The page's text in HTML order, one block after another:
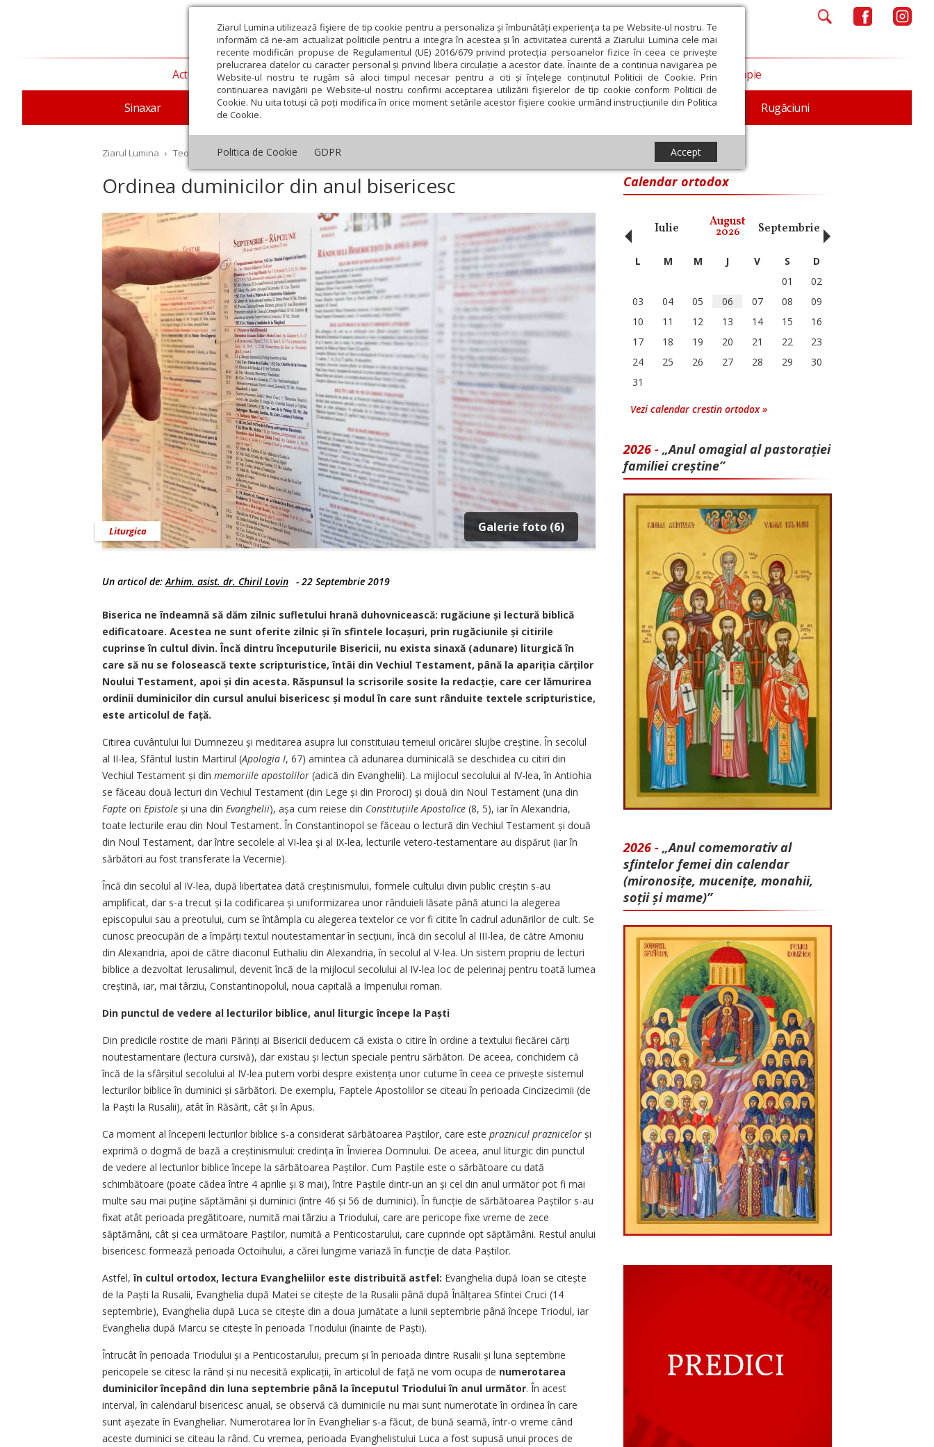
Ziarul Lumina utilizează fişiere de tip cookie pentru a personaliza și îmbunătăți experiența ta pe Website-ul nostru. Te
informăm că ne-am actualizat politicile pentru a integra în acestea și în activitatea curentă a Ziarului Lumina cele mai
recente modificări propuse de Regulamentul (UE) 2016/679 privind protecția persoanelor fizice în ceea ce privește
prelucrarea datelor cu caracter personal și privind libera circulație a acestor date. Înainte de a continua navigarea pe
Website-ul nostru te rugăm să aloci timpul necesar pentru a citi și înțelege conținutul Politicii de Cookie. Prin
continuarea navigării pe Website-ul nostru confirmi acceptarea utilizării fişierelor de tip cookie conform Politicii de
Cookie. Nu uita totuși că poți modifica în orice moment setările acestor fişiere cookie urmând instrucțiunile din Politica
de Cookie.
Politica de Cookie GDPR Accept
Actualitate religioasă Teologie și spiritualitate
Sinaxar Apostolul zilei Evanghelia zilei Evanghelia de Duminică Theologica Liturgica Patristica Rugăciuni
Educaţie și Cultură Societate Opinii Filantropie
Ziarul Lumina › Teologie și spiritualitate › Liturgica › Ordinea duminicilor din anul bisericesc
Ordinea duminicilor din anul bisericesc
Galerie foto (6)
Liturgica
Un articol de:Arhim. asist. dr. Chiril Lovin - 22 Septembrie 2019
Biserica ne îndeamnă să dăm zilnic sufletului hrană duhovnicească: rugăciune și lectură biblică
edificatoare. Acestea ne sunt oferite zilnic și în sfintele locașuri, prin rugăciunile și citirile
cuprinse în cultul divin. Încă dintru începuturile Bisericii, nu exista sinaxă (adunare) liturgică în
care să nu se folosească texte scripturistice, întâi din Vechiul Testament, până la apariția cărților
Noului Testament, apoi și din acesta. Răspunsul la scrisorile sosite la redacție, care cer lămurirea
ordinii duminicilor din cursul anului bisericesc și modul în care sunt rânduite textele scripturistice,
este articolul de față.
Citirea cuvântului lui Dumnezeu și meditarea asupra lui constituiau temeiul oricărei slujbe creștine. În secolul
al II-lea, Sfântul Iustin Martirul (Apologia I, 67) amintea că adunarea duminicală se deschidea cu citiri din
Vechiul Testament și din memoriile apostolilor (adică din Evanghelii). La mijlocul secolului al IV-lea, în Antiohia
se făceau două lecturi din Vechiul Testament (din Lege și din Proroci) și două din Noul Testament (una din
Fapte ori Epistole și una din Evanghelii), așa cum reiese din Constituțiile Apostolice (8, 5), iar în Alexandria,
toate lecturile erau din Noul Testament. În Constantinopol se făceau o lectură din Vechiul Testament și două
din Noul Testament, dar între secolele al VI-lea şi al IX-lea, lecturile vetero-testamentare au dispărut (iar în
sărbători au fost transferate la Vecernie).
Încă din secolul al IV-lea, după libertatea dată creștinismului, formele cultului divin public creștin s-au
amplificat, dar s-a trecut și la codificarea și uniformizarea unor rânduieli lăsate până atunci la alegerea
episcopului sau a preotului, cum se întâmpla cu alegerea textelor ce vor fi citite în cadrul adunărilor de cult. Se
cunosc preocupări de a împărți textul noutestamentar în secțiuni, încă din secolul al III-lea, de către Amoniu
din Alexandria, apoi de către diaconul Euthaliu din Alexandria, în secolul al V-lea. Un sistem propriu de lecturi
biblice a dezvoltat Ierusalimul, devenit încă de la mijlocul secolului al IV-lea loc de pelerinaj pentru toată lumea
creștină, iar, mai târziu, Constantinopolul, noua capitală a Imperiului roman.
Din punctul de vedere al lecturilor biblice, anul liturgic începe la Paști
Din predicile rostite de marii Părinți ai Bisericii deducem că exista o citire în ordine a textului fiecărei cărți
noutestamentare (lectura cursivă), dar existau și lecturi speciale pentru sărbători. De aceea, conchidem că
încă de la sfârșitul secolului al IV-lea putem vorbi despre existența unor cutume în ceea ce privește sistemul
lecturilor biblice în duminici și sărbători. De exemplu, Faptele Apostolilor se citeau în perioada Cincizecimii (de
la Paști la Rusalii), atât în Răsărit, cât și în Apus.
Ca moment al începerii lecturilor biblice s-a considerat sărbătoarea Paștilor, care este praznicul praznicelor și
exprimă o dogmă de bază a creștinismului: credința în Învierea Domnului. De aceea, anul liturgic din punctul
de vedere al lecturilor biblice începe la sărbătoarea Paștilor. Cum Paștile este o sărbătoare cu dată
schimbătoare (poate cădea între 4 aprilie și 8 mai), între Paștile dintr-un an și cel din anul următor pot fi mai
multe sau mai puține săptămâni și duminici (între 46 și 56 de duminici). În funcție de sărbătoarea Paștilor s-au
fixat atât perioada pregătitoare, numită mai târziu a Triodului, care are pericope fixe vreme de zece
săptămâni, cât și cea următoare Paștilor, numită a Penticostarului, care cuprinde opt săptămâni. Restul anului
bisericesc formează perioada Octoihului, a cărei lungime variază în funcție de data Paștilor.
Astfel,în cultul ortodox, lectura Evangheliilor este distribuită astfel: Evanghelia după Ioan se citește
de la Paști la Rusalii, Evanghelia după Matei se citește de la Rusalii până după Înălțarea Sfintei Cruci (14
septembrie), Evanghelia după Luca se citește din a doua jumătate a lunii septembrie până începe Triodul, iar
Evanghelia după Marcu se citește în perioada Triodului (înainte de Paști).
Întrucât în perioada Triodului și a Penticostarului, precum și în perioada dintre Rusalii și luna septembrie
pericopele se citesc la rând și nu necesită explicații, în articolul de față ne vom ocupa de numerotarea
duminicilor începând din luna septembrie până la începutul Triodului în anul următor. În acest
interval, în calendarul bisericesc anual, se observă că duminicile nu mai sunt numerotate în ordinea în care
sunt așezate în Evangheliar. Numerotarea lor în Evangheliar s-a făcut, de bună seamă, într-o vreme când
aceste duminici se citeau la rând. Cu vremea, perioada Evanghelistului Luca a fost supusă unui proces de
Calendar ortodox
Octombrie Ianuarie Februarie Martie Aprilie Mai Iunie Iulie August
2026 Septembrie Octombrie
‹ L M M J V S
D
01
02
03
04 05 06 07 08
09
10
11 12 13 14 15
16
17
18 19 20 21 22
23
24
25 26 27 28 29
30
31
Vezi calendar crestin ortodox »
2026 - „Anul omagial al pastorației
familiei creștine”
2026 - „Anul comemorativ al
sfintelor femei din calendar
(mironosițe, mu­cenițe, monahii,
soții și mame)”